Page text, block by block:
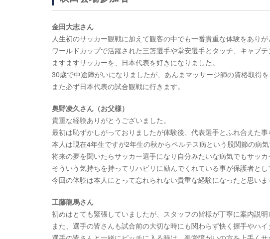
金田大志さん
人生初のサッカー観戦に加えて観客の中でも一番貴重な体験をありが
ワールドカップで活躍された三笘選手や堂安選手とタッチ、キャプ
ますますサッカーを、日本代表を好きになりました。
30歳で中途障がいになりましたが、あんまマッサージ師の資格取得を
また必ず日本代表の試合観戦に行きます。
奥野凌久さん（お父様）
貴重な経験ありがとうございました。
最初は恥ずかしがっておりましたが体験後、代表選手とふれ合えた
本人は現在4年生ですが2年生の秋からペルテス病という股関節の病
将来の夢を聞いたらサッカー選手になり自分みたいな病気でもサッ
そういう気持ちを持ってリハビリに励んでくれている事が保護者とし
今回の体験は本人にとって忘れられない貴重な経験になったと思いま
工藤龍馬さん
初めはとても緊張していましたが、スタッフの皆様が丁寧に案内説
また、選手の皆さんも試合前の大切な時にも関わらず快く握手やハイ